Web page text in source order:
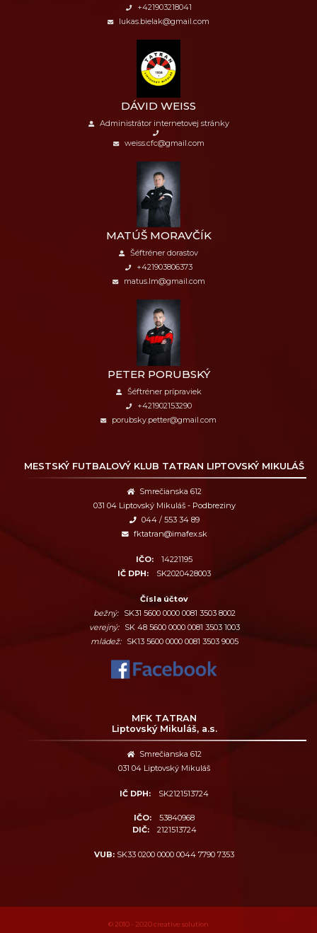
+421903218041
lukas.bielak@gmail.com
DÁVID WEISS
Administrátor internetovej stránky
weiss.cfc@gmail.com
MATÚŠ MORAVČÍK
Šéftréner dorastov
+421903806373
matus.lm@gmail.com
PETER PORUBSKÝ
Šéftréner prípraviek
+421902153290
porubsky.petter@gmail.com
MESTSKÝ FUTBALOVÝ KLUB TATRAN LIPTOVSKÝ MIKULÁŠ
Smrečianska 612
031 04 Liptovský Mikuláš - Podbreziny
044 / 553 34 89
fktatran@imafex.sk
IČO:
14221195
IČ DPH:
SK2020428003
Čísla účtov
bežný:
SK31 5600 0000 0081 3503 8002
verejný:
SK 48 5600 0000 0081 3503 1003
mládež:
SK13 5600 0000 0081 3503 9005
MFK TATRAN
Liptovský Mikuláš, a.s.
Smrečianska 612
031 04 Liptovský Mikuláš
IČ DPH: SK2121513724
IČO:
53840968
DIČ:
2121513724
VUB: SK33 0200 0000 0044 7790 7353
© 2010 - 2020creative solution